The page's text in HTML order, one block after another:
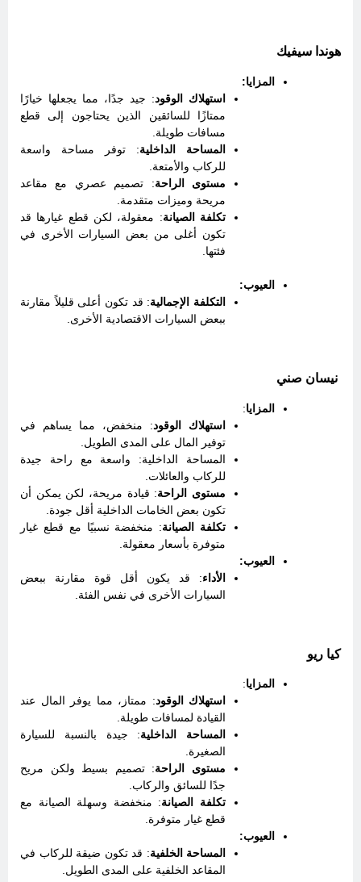
هوندا سيفيك
المزايا:
استهلاك الوقود: جيد جدًا، مما يجعلها خيارًا
ممتازًا للسائقين الذين يحتاجون إلى قطع
مسافات طويلة.
المساحة الداخلية: توفر مساحة واسعة
للركاب والأمتعة.
مستوى الراحة: تصميم عصري مع مقاعد
مريحة وميزات متقدمة.
تكلفة الصيانة: معقولة، لكن قطع غيارها قد
تكون أغلى من بعض السيارات الأخرى في
فئتها.
العيوب:
التكلفة الإجمالية: قد تكون أعلى قليلاً مقارنة
ببعض السيارات الاقتصادية الأخرى.
نيسان صني
المزايا:
استهلاك الوقود: منخفض، مما يساهم في
توفير المال على المدى الطويل.
المساحة الداخلية: واسعة مع راحة جيدة
للركاب والعائلات.
مستوى الراحة: قيادة مريحة، لكن يمكن أن
تكون بعض الخامات الداخلية أقل جودة.
تكلفة الصيانة: منخفضة نسبيًا مع قطع غيار
متوفرة بأسعار معقولة.
العيوب:
الأداء: قد يكون أقل قوة مقارنة ببعض
السيارات الأخرى في نفس الفئة.
كيا ريو
المزايا:
استهلاك الوقود: ممتاز، مما يوفر المال عند
القيادة لمسافات طويلة.
المساحة الداخلية: جيدة بالنسبة للسيارة
الصغيرة.
مستوى الراحة: تصميم بسيط ولكن مريح
جدًا للسائق والركاب.
تكلفة الصيانة: منخفضة وسهلة الصيانة مع
قطع غيار متوفرة.
العيوب:
المساحة الخلفية: قد تكون ضيقة للركاب في
المقاعد الخلفية على المدى الطويل.